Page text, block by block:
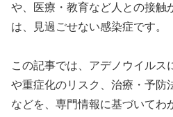
や、医療・教育など人との接触
は、見過ごせない感染症です。
この記事では、アデノウイルス
や重症化のリスク、治療・予防
などを、専門情報に基づいてわ